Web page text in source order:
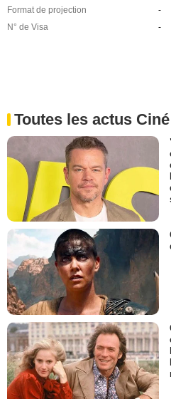
Format de projection
-
N° de Visa
-
Toutes les actus Ciné